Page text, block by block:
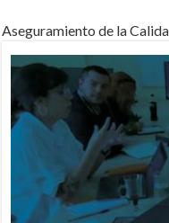
Aseguramiento de la